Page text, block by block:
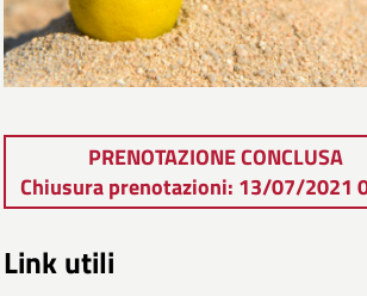
PRENOTAZIONE CONCLUSA
Chiusura prenotazioni: 13/07/2021
Link utili